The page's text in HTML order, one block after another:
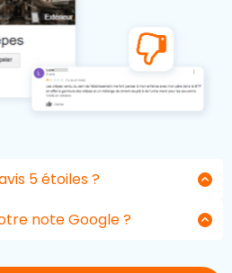
5 étoiles ?
clients.
note Google ?